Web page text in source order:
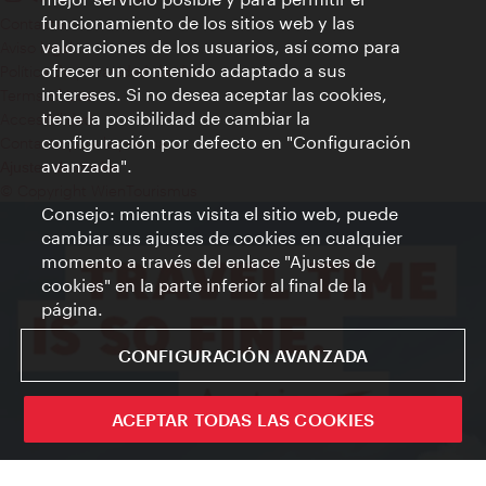
Contacto
Aviso legal
Política de privacidad de datos
Terms of Use
Accesibilidad
Contacto para la prensa
Ajustes de cookie
funcionamiento de los sitios web y las
valoraciones de los usuarios, así como para
ofrecer un contenido adaptado a sus
intereses. Si no desea aceptar las cookies,
tiene la posibilidad de cambiar la
configuración por defecto en "Configuración
avanzada".
Consejo: mientras visita el sitio web, puede
cambiar sus ajustes de cookies en cualquier
momento a través del enlace "Ajustes de
cookies" en la parte inferior al final de la
página.
CONFIGURACIÓN AVANZADA
ACEPTAR TODAS LAS COOKIES